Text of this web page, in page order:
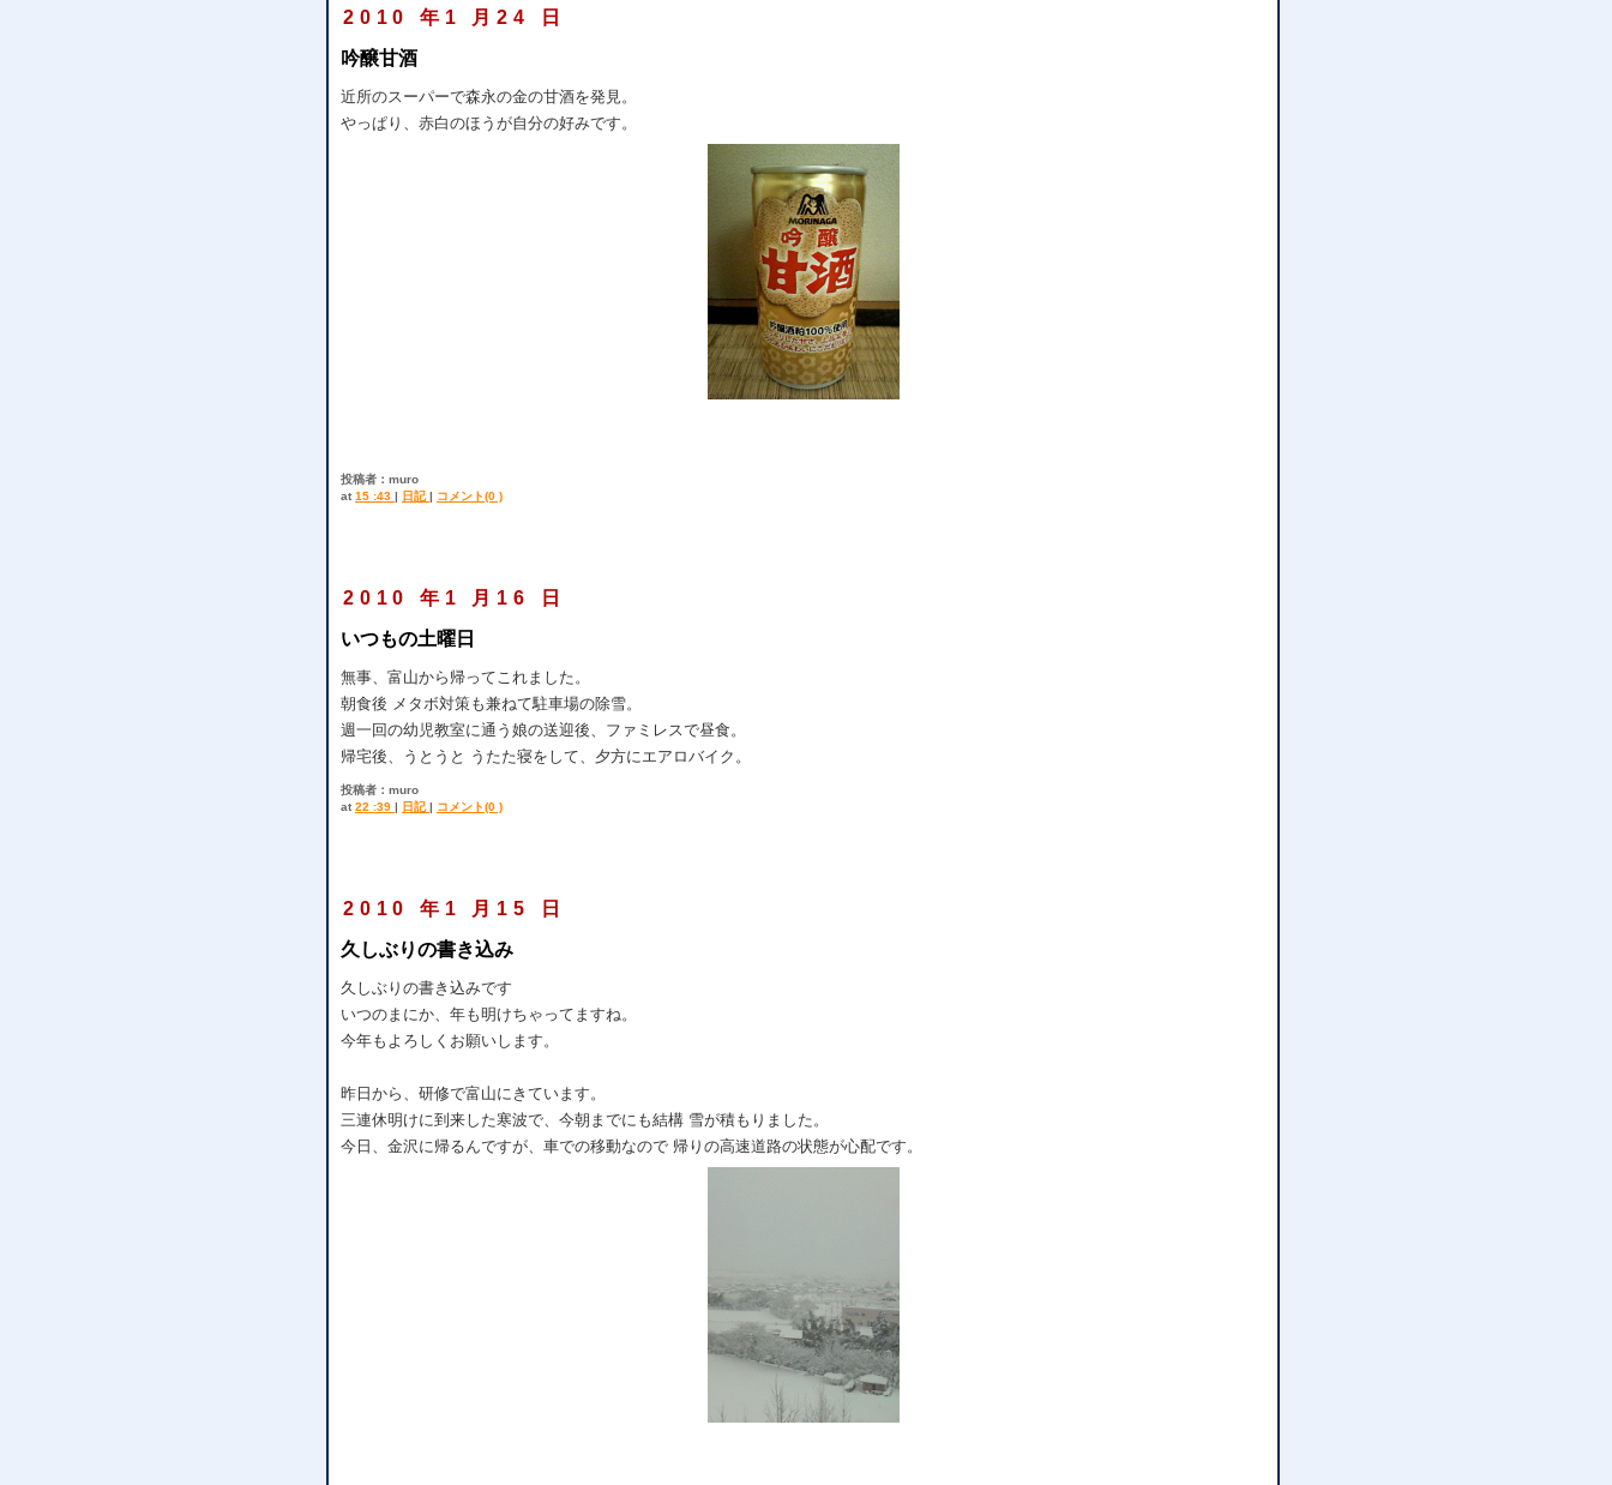
2010 年1 月24 日
吟醸甘酒
近所のスーパーで森永の金の甘酒を発見。
やっぱり、赤白のほうが自分の好みです。
投稿者：muro
at 15 :43 | 日記| コメント(0 )
2010 年1 月16 日
いつもの土曜日
無事、富山から帰ってこれました。
朝食後 メタボ対策も兼ねて駐車場の除雪。
週一回の幼児教室に通う娘の送迎後、ファミレスで昼食。
帰宅後、うとうと うたた寝をして、夕方にエアロバイク。
投稿者：muro
at 22 :39 | 日記| コメント(0 )
2010 年1 月15 日
久しぶりの書き込み
久しぶりの書き込みです
いつのまにか、年も明けちゃってますね。
今年もよろしくお願いします。
昨日から、研修で富山にきています。
三連休明けに到来した寒波で、今朝までにも結構 雪が積もりました。
今日、金沢に帰るんですが、車での移動なので 帰りの高速道路の状態が心配です。